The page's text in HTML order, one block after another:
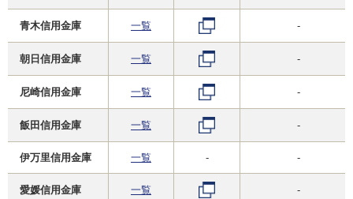
青木信用金庫 一覧 -
朝日信用金庫 一覧 -
尼崎信用金庫 一覧 -
飯田信用金庫 一覧 -
伊万里信用金庫 一覧 - -
愛媛信用金庫 一覧 -